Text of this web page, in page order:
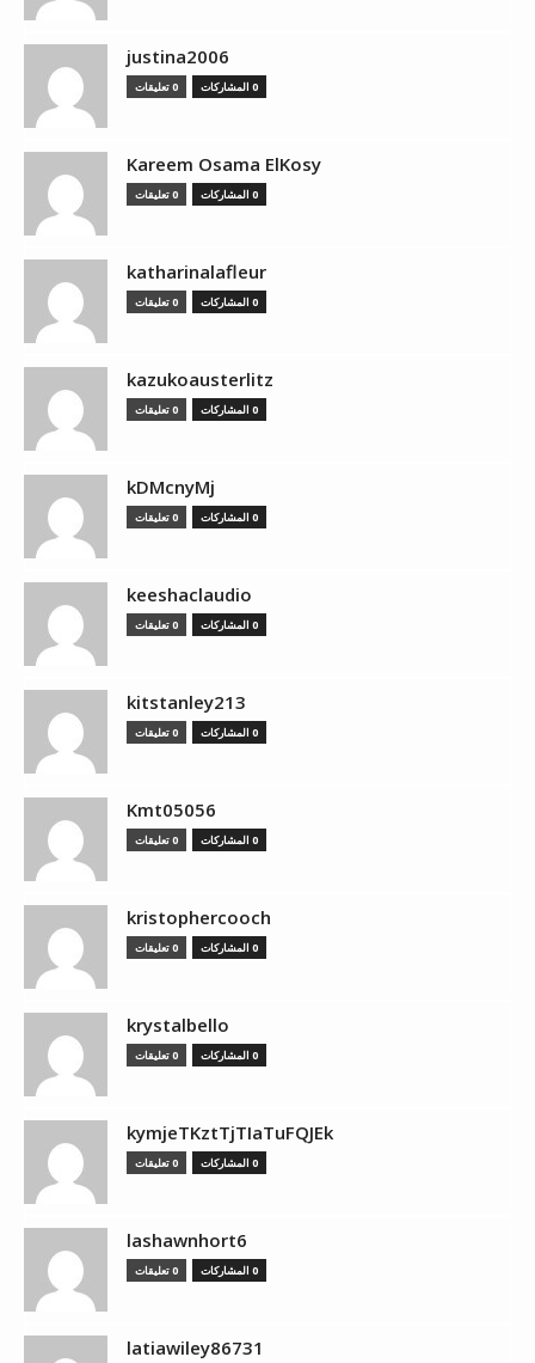
justina2006
0 المشاركات 0 تعليقات
Kareem Osama ElKosy
0 المشاركات 0 تعليقات
katharinalafleur
0 المشاركات 0 تعليقات
kazukoausterlitz
0 المشاركات 0 تعليقات
kDMcnyMj
0 المشاركات 0 تعليقات
keeshaclaudio
0 المشاركات 0 تعليقات
kitstanley213
0 المشاركات 0 تعليقات
Kmt05056
0 المشاركات 0 تعليقات
kristophercooch
0 المشاركات 0 تعليقات
krystalbello
0 المشاركات 0 تعليقات
kymjeTKztTjTIaTuFQJEk
0 المشاركات 0 تعليقات
lashawnhort6
0 المشاركات 0 تعليقات
latiawiley86731